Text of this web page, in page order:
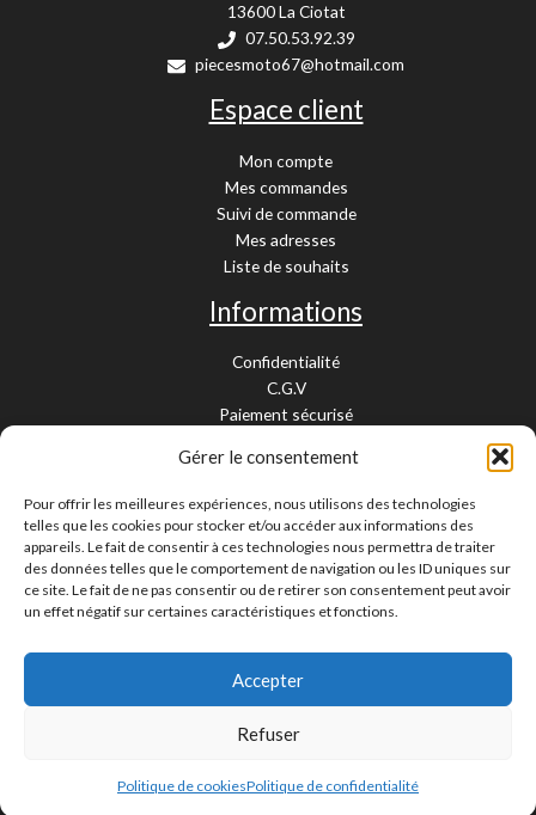
Gérer le consentement
Pour offrir les meilleures expériences, nous utilisons des technologies
telles que les cookies pour stocker et/ou accéder aux informations des
appareils. Le fait de consentir à ces technologies nous permettra de traiter
des données telles que le comportement de navigation ou les ID uniques sur
ce site. Le fait de ne pas consentir ou de retirer son consentement peut avoir
un effet négatif sur certaines caractéristiques et fonctions.
Accepter
Refuser
Politique de cookiesPolitique de confidentialité
13600 La Ciotat
07.50.53.92.39
piecesmoto67@hotmail.com
Espace client
Mon compte
Mes commandes
Suivi de commande
Mes adresses
Liste de souhaits
Informations
Confidentialité
C.G.V
Paiement sécurisé
Livraison et retour
Cookies
Contact
Paiement sécurisé
Livraison 24/48H et 10/15 jours
Cnathalie